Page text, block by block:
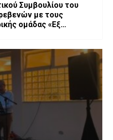
Συμβουλίου του
με τους
ομάδας «Εξ